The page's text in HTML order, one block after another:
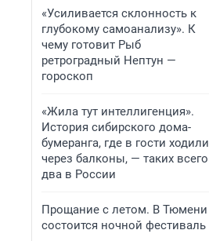
«Усиливается склонность к
глубокому самоанализу». К
чему готовит Рыб
ретроградный Нептун —
гороскоп
«Жила тут интеллигенция».
История сибирского дома-
бумеранга, где в гости ходили
через балконы, — таких всего
два в России
Прощание с летом. В Тюмени
состоится ночной фестиваль